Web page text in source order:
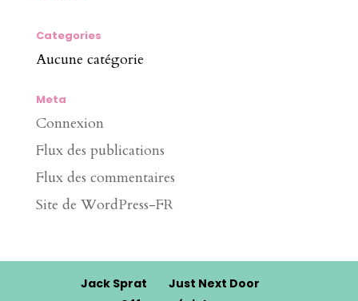
Categories
Aucune catégorie
Meta
Connexion
Flux des publications
Flux des commentaires
Site de WordPress-FR
Jack Sprat
Just Next Door